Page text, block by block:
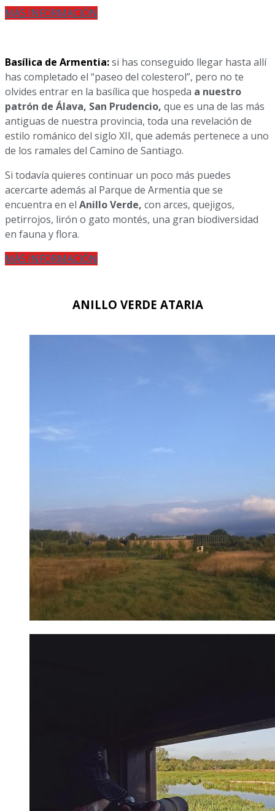
MÁS INFORMACIÓN
Basílica de Armentia:si has conseguido llegar hasta allí
has completado el “paseo del colesterol”, pero no te
olvides entrar en la basílica que hospeda a nuestro
patrón de Álava, San Prudencio, que es una de las más
antiguas de nuestra provincia, toda una revelación de
estilo románico del siglo XII, que además pertenece a uno
de los ramales del Camino de Santiago.
Si todavía quieres continuar un poco más puedes
acercarte además al Parque de Armentia que se
encuentra en el Anillo Verde, con arces, quejigos,
petirrojos, lirón o gato montés, una gran biodiversidad
en fauna y flora.
MÁS INFORMACIÓN
ANILLO VERDE ATARIA